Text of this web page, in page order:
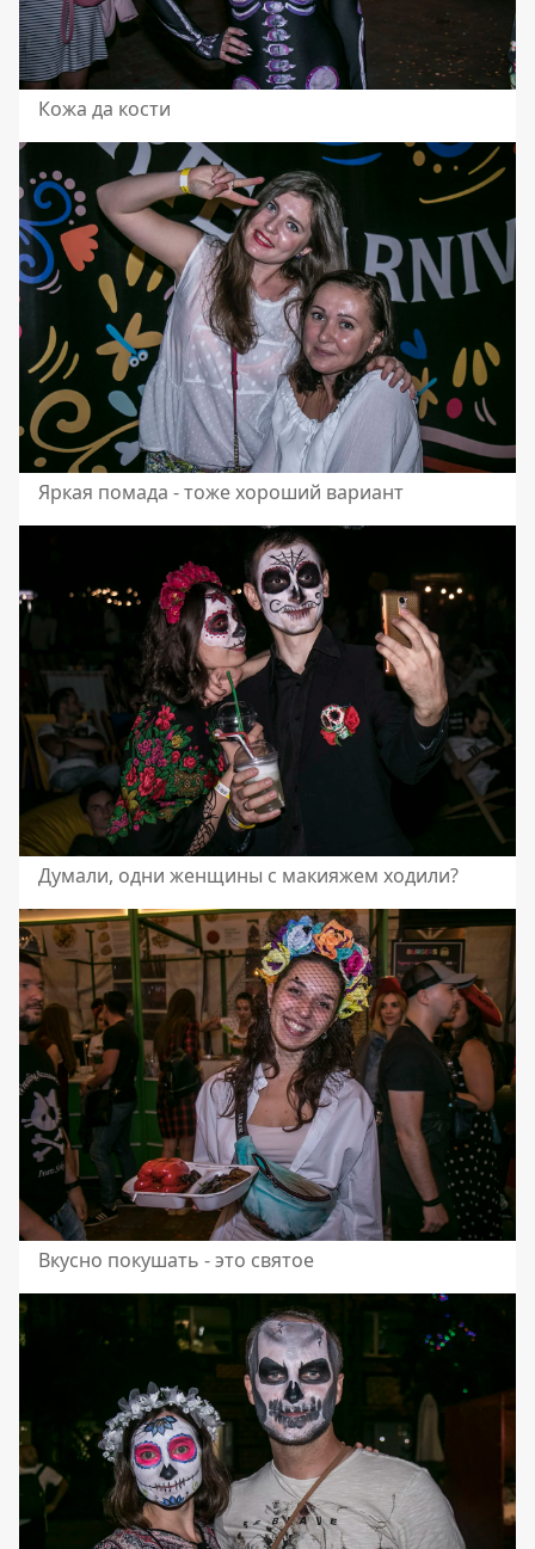
Кожа да кости
Яркая помада - тоже хороший вариант
Думали, одни женщины с макияжем ходили?
Вкусно покушать - это святое